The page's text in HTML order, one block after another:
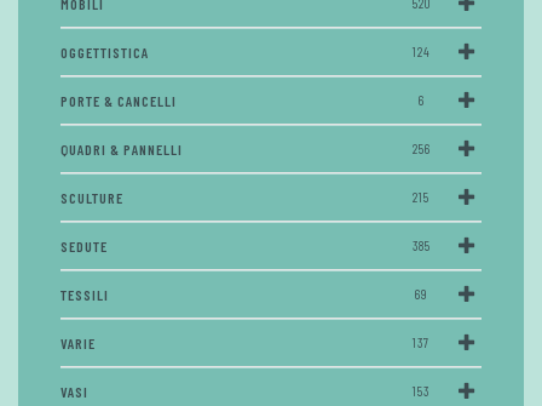
MOBILI
OGGETTISTICA 124
PORTE & CANCELLI 6
QUADRI & PANNELLI 256
SCULTURE 215
SEDUTE 385
TESSILI 69
VARIE 137
VASI 153